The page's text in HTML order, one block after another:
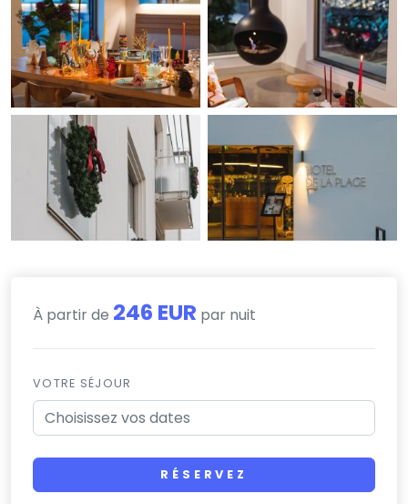
À partir de 246 EUR par nuit
VOTRE SÉJOUR
RÉSERVEZ